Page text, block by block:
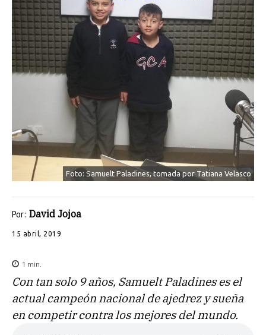
Foto: Samuelt Paladines, tomada por Tatiana Velasco
Por: David Jojoa
15 abril, 2019
1 min.
Con tan solo 9 años, Samuelt Paladines es el
actual campeón nacional de ajedrez y sueña
en competir contra los mejores del mundo.